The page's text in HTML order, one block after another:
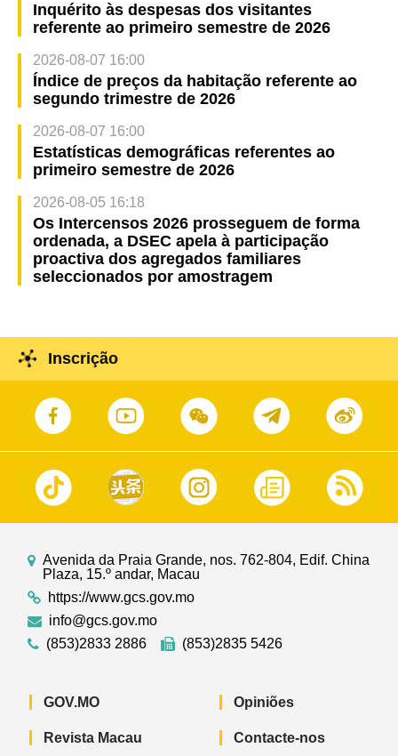
Inquérito às despesas dos visitantes
referente ao primeiro semestre de 2026
2026-08-07 16:00
Índice de preços da habitação referente ao
segundo trimestre de 2026
2026-08-07 16:00
Estatísticas demográficas referentes ao
primeiro semestre de 2026
2026-08-05 16:18
Os Intercensos 2026 prosseguem de forma
ordenada, a DSEC apela à participação
proactiva dos agregados familiares
seleccionados por amostragem
Inscrição
Avenida da Praia Grande, nos. 762-804, Edif. China
Plaza, 15.º andar, Macau
https://www.gcs.gov.mo
info@gcs.gov.mo
(853)2833 2886
(853)2835 5426
GOV.MO
Revista Macau
Opiniões
Contacte-nos